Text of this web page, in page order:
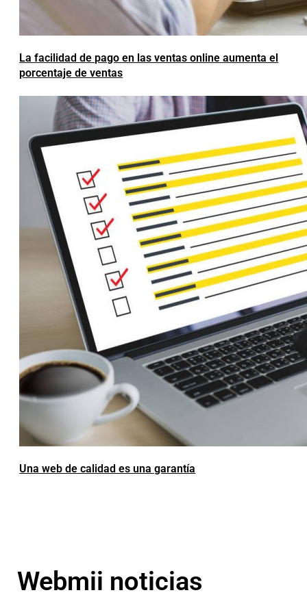
La facilidad de pago en las ventas online aumenta el
porcentaje de ventas
Una web de calidad es una garantía
Webmii noticias